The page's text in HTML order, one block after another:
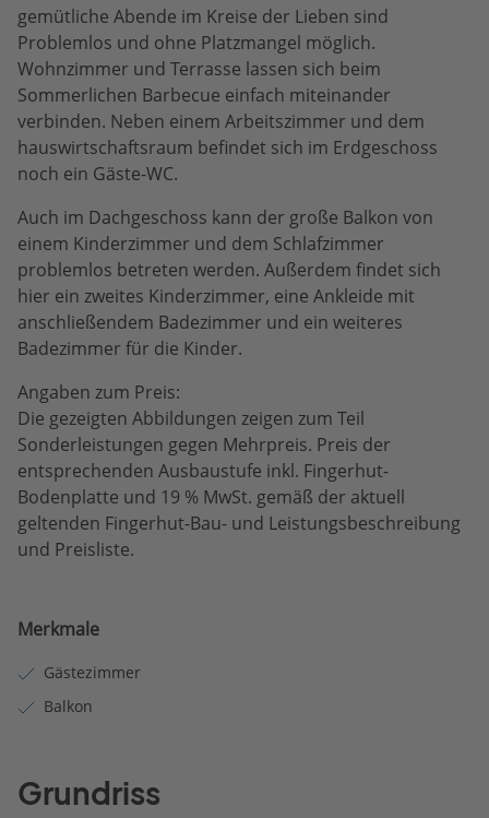
gemütliche Abende im Kreise der Lieben sind
Problemlos und ohne Platzmangel möglich.
Wohnzimmer und Terrasse lassen sich beim
Sommerlichen Barbecue einfach miteinander
verbinden. Neben einem Arbeitszimmer und dem
hauswirtschaftsraum befindet sich im Erdgeschoss
noch ein Gäste-WC.
Auch im Dachgeschoss kann der große Balkon von
einem Kinderzimmer und dem Schlafzimmer
problemlos betreten werden. Außerdem findet sich
hier ein zweites Kinderzimmer, eine Ankleide mit
anschließendem Badezimmer und ein weiteres
Badezimmer für die Kinder.
Angaben zum Preis:
Die gezeigten Abbildungen zeigen zum Teil
Sonderleistungen gegen Mehrpreis. Preis der
entsprechenden Ausbaustufe inkl. Fingerhut-
Bodenplatte und 19 % MwSt. gemäß der aktuell
geltenden Fingerhut-Bau- und Leistungsbeschreibung
und Preisliste.
Merkmale
Gästezimmer
Balkon
Grundriss